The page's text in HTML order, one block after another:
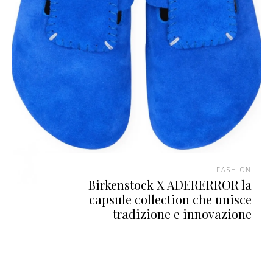
FASHION
Birkenstock X ADERERROR la
capsule collection che unisce
tradizione e innovazione